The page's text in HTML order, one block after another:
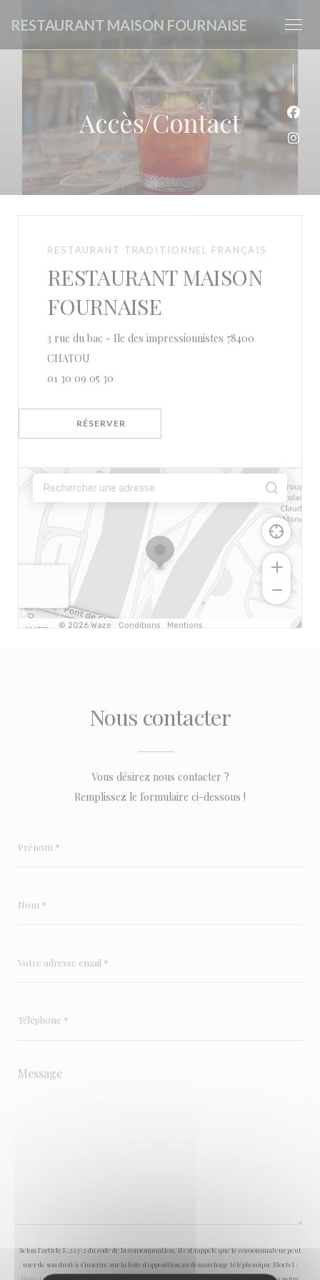
RESTAURANT MAISON FOURNAISE
Accès/Contact
RESTAURANT TRADITIONNEL FRANÇAIS
RESTAURANT MAISON
FOURNAISE
3 rue du bac - Ile des impressionnistes 78400
CHATOU
01 30 09 05 30
RÉSERVER
Nous contacter
Vous désirez nous contacter ?
Remplissez le formulaire ci-dessous !
Selon l'article L.223-2 du code de la consommation, il est rappelé que le consommateur peut
user de son droit à s'inscrire sur la liste d'opposition au démarchage téléphonique Bloctel :